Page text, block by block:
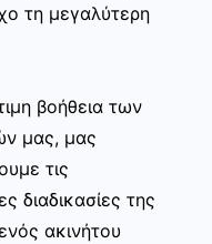
τη μεγαλύτερη
βοήθεια των
μας, μας
τις
διαδικασίες της
ακινήτου